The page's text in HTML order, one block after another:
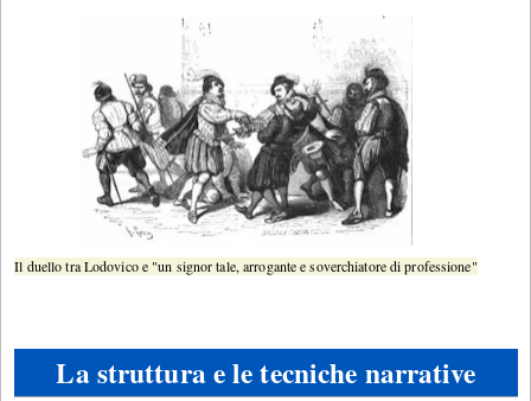
Il duello tra Lodovico e "un signor tale, arrogante e soverchiatore di professione"
La struttura e le tecniche narrative